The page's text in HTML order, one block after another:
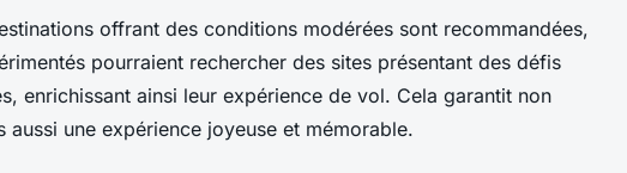
offrant des conditions modérées sont recommandées,
pourraient rechercher des sites présentant des défis
enrichissant ainsi leur expérience de vol. Cela garantit non
aussi une expérience joyeuse et mémorable.